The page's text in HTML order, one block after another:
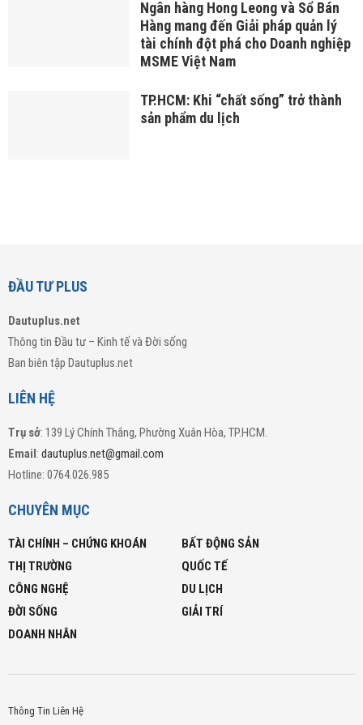
Ngân hàng Hong Leong và Sổ Bán
Hàng mang đến Giải pháp quản lý
tài chính đột phá cho Doanh nghiệp
MSME Việt Nam
TP.HCM: Khi “chất sống” trở thành
sản phẩm du lịch
ĐẦU TƯ PLUS
Dautuplus.net
Thông tin Đầu tư – Kinh tế và Đời sống
Ban biên tập Dautuplus.net
LIÊN HỆ
Trụ sở: 139 Lý Chính Thắng, Phường Xuân Hòa, TP.HCM.
Email: dautuplus.net@gmail.com
Hotline: 0764.026.985
CHUYÊN MỤC
TÀI CHÍNH – CHỨNG KHOÁN
BẤT ĐỘNG SẢN
THỊ TRƯỜNG
QUỐC TẾ
CÔNG NGHỆ
DU LỊCH
ĐỜI SỐNG
GIẢI TRÍ
DOANH NHÂN
Thông Tin Liên Hệ